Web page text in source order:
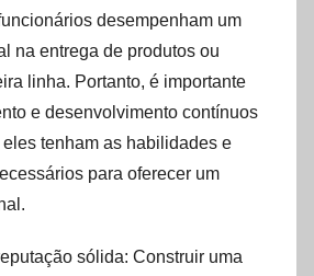
desempenham um
na entrega de produtos ou
linha. Portanto, é importante
e desenvolvimento contínuos
tenham as habilidades e
para oferecer um
sólida: Construir uma